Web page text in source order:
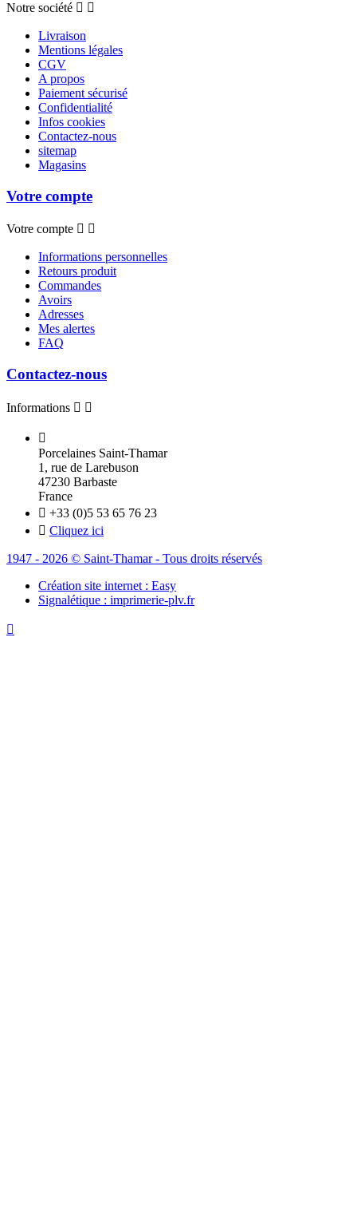
Notre société  
Livraison
Mentions légales
CGV
A propos
Paiement sécurisé
Confidentialité
Infos cookies
Contactez-nous
sitemap
Magasins
Votre compte
Votre compte  
Informations personnelles
Retours produit
Commandes
Avoirs
Adresses
Mes alertes
FAQ
Contactez-nous
Informations  

Porcelaines Saint-Thamar
1, rue de Larebuson
47230 Barbaste
France
 +33 (0)5 53 65 76 23
 Cliquez ici
1947 - 2026 © Saint-Thamar - Tous droits réservés
Création site internet : Easy
Signalétique : imprimerie-plv.fr
